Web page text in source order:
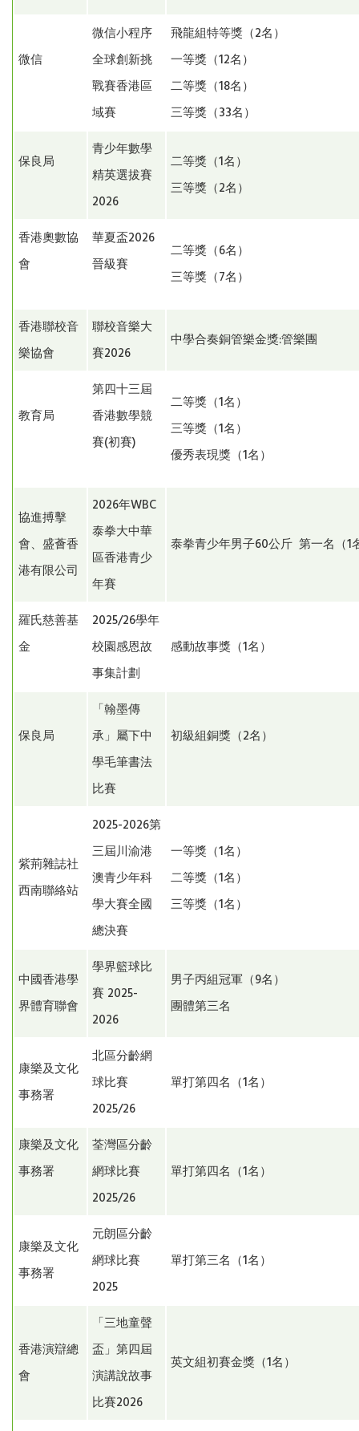
微信
微信小程序
全球創新挑
戰賽香港區
域賽
飛龍組特等獎（2名）
一等獎（12名）
二等獎（18名）
三等獎（33名）
保良局
青少年數學
精英選拔賽
2026
二等獎（1名）
三等獎（2名）
香港奧數協
會
華夏盃2026
晉級賽
二等獎（6名）
三等獎（7名）
香港聯校音
樂協會
聯校音樂大
賽2026
中學合奏銅管樂金獎:管樂團
教育局
第四十三屆
香港數學競
賽(初賽)
二等獎（1名）
三等獎（1名）
優秀表現獎（1名）
協進搏擊
會、盛薈香
港有限公司
2026年WBC
泰拳大中華
區香港青少
年賽
泰拳青少年男子60公斤 第一名（
羅氏慈善基
金
2025/26學年
校園感恩故
事集計劃
感動故事獎（1名）
保良局
「翰墨傳
承」屬下中
學毛筆書法
比賽
初級組銅獎（2名）
紫荊雜誌社
西南聯絡站
2025-2026第
三屆川渝港
澳青少年科
學大賽全國
總決賽
一等獎（1名）
二等獎（1名）
三等獎（1名）
中國香港學
界體育聯會
學界籃球比
賽 2025-
2026
男子丙組冠軍（9名）
團體第三名
康樂及文化
事務署
北區分齡網
球比賽
2025/26
單打第四名（1名）
康樂及文化
事務署
荃灣區分齡
網球比賽
2025/26
單打第四名（1名）
康樂及文化
事務署
元朗區分齡
網球比賽
2025
單打第三名（1名）
香港演辯總
會
「三地童聲
盃」第四屆
演講說故事
比賽2026
英文組初賽金獎（1名）